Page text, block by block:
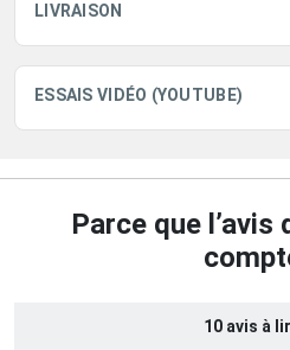
LIVRAISON
ESSAIS VIDÉO (YOUTUBE)
Parce que
10 avis à